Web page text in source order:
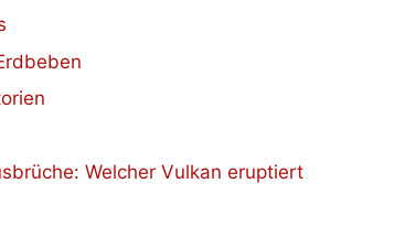
Welcher Vulkan eruptiert